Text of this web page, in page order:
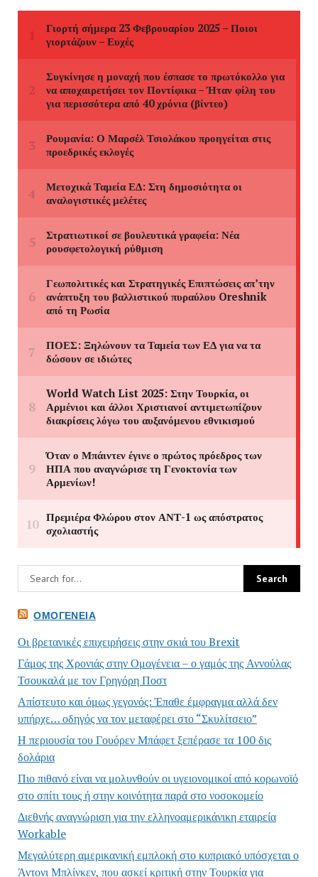
ΟΜΟΓΈΝΕΙΑ
Οι βρετανικές επιχειρήσεις στην σκιά του Brexit
Γάμος της Χρονιάς στην Ομογένεια – ο γαμός της Αννούλας
Τσουκαλά με τον Γρηγόρη Ποστ
Απίστευτο και όμως γεγονός: Έπαθε έμφραγμα αλλά δεν
υπήρχε… οδηγός να τον μεταφέρει στο “Σκυλίτσειο”
Η περιουσία του Γουόρεν Μπάφετ ξεπέρασε τα 100 δις
δολάρια
Πιο πιθανό είναι να μολυνθούν οι υγειονομικοί από κορωνοϊό
στο σπίτι τους ή στην κοινότητα παρά στο νοσοκομείο
Διεθνής αναγνώριση για την ελληνοαμερικάνικη εταιρεία
Workable
Μεγαλύτερη αμερικανική εμπλοκή στο κυπριακό υπόσχεται ο
Άντονι Μπλίνκεν, που ασκεί κριτική στην Τουρκία για